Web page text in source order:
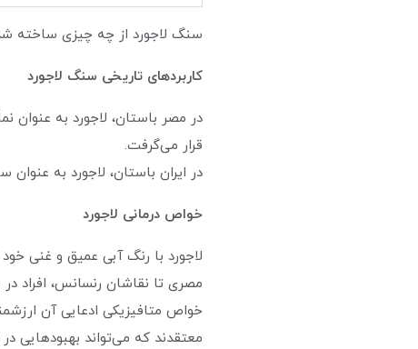
سنگ لاجورد از چه چیزی ساخته
کاربردهای تاریخی سنگ لاجورد
در مصر باستان، لاجورد به
قرار می‌گرفت.
در ایران باستان، لاجورد به
خواص درمانی لاجورد
لاجورد با رنگ آبی عمیق و غنی
مصری تا نقاشان رنسانس، افراد
معتقدند که می‌تواند بهبودهایی